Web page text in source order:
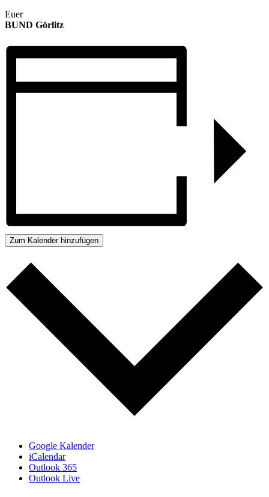
Euer
BUND Görlitz
Zum Kalender hinzufügen
Google Kalender
iCalendar
Outlook 365
Outlook Live